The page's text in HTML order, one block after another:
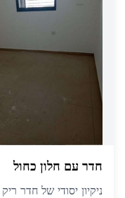
חדר עם חלון כחול
ניקיון יסודי של חדר